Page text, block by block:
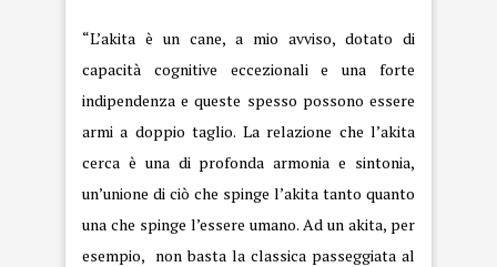
“L’akita è un cane, a mio avviso, dotato di
capacità cognitive eccezionali e una forte
indipendenza e queste spesso possono essere
armi a doppio taglio. La relazione che l’akita
cerca è una di profonda armonia e sintonia,
un’unione di ciò che spinge l’akita tanto quanto
una che spinge l’essere umano. Ad un akita, per
esempio, non basta la classica passeggiata al